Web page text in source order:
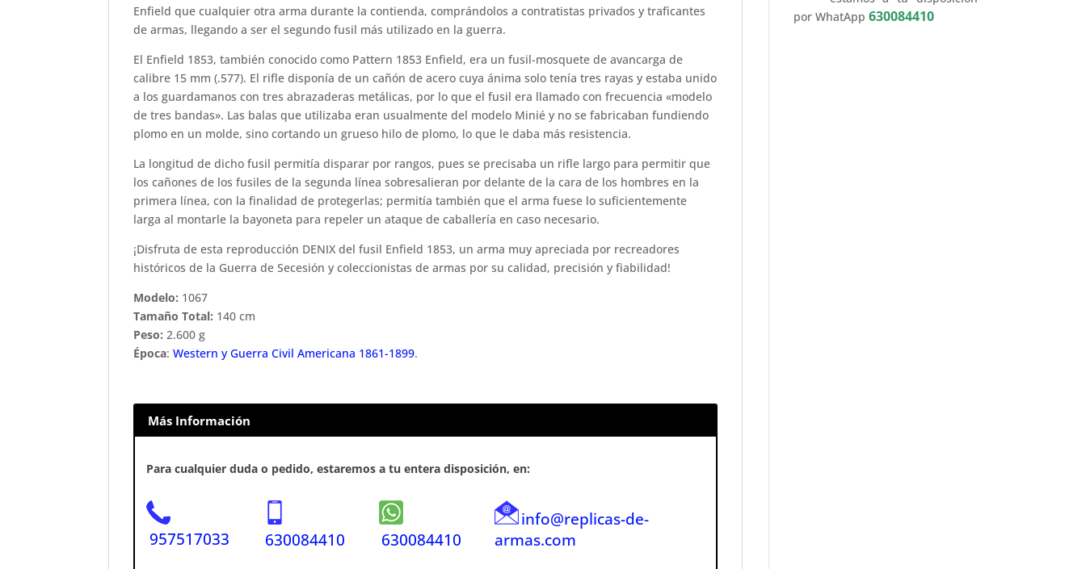
Enfield que cualquier otra arma durante la contienda, comprándolos a contratistas privados y traficantes
de armas, llegando a ser el segundo fusil más utilizado en la guerra.
El Enfield 1853, también conocido como Pattern 1853 Enfield, era un fusil-mosquete de avancarga de
calibre 15 mm (.577). El rifle disponía de un cañón de acero cuya ánima solo tenía tres rayas y estaba unido
a los guardamanos con tres abrazaderas metálicas, por lo que el fusil era llamado con frecuencia «modelo
de tres bandas». Las balas que utilizaba eran usualmente del modelo Minié y no se fabricaban fundiendo
plomo en un molde, sino cortando un grueso hilo de plomo, lo que le daba más resistencia.
La longitud de dicho fusil permitía disparar por rangos, pues se precisaba un rifle largo para permitir que
los cañones de los fusiles de la segunda línea sobresalieran por delante de la cara de los hombres en la
primera línea, con la finalidad de protegerlas; permitía también que el arma fuese lo suficientemente
larga al montarle la bayoneta para repeler un ataque de caballería en caso necesario.
¡Disfruta de esta reproducción DENIX del fusil Enfield 1853, un arma muy apreciada por recreadores
históricos de la Guerra de Secesión y coleccionistas de armas por su calidad, precisión y fiabilidad!
Modelo: 1067
Tamaño Total: 140 cm
Peso: 2.600 g
Época:Western y Guerra Civil Americana 1861-1899.
Más Información
Para cualquier duda o pedido, estaremos a tu entera disposición, en:
957517033 630084410 630084410
info@replicas-de-
armas.com
por WhatApp 630084410